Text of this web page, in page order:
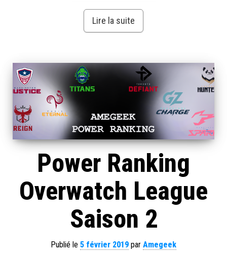
Lire la suite
Power Ranking
Overwatch League
Saison 2
Publié le 5 février 2019 par Amegeek